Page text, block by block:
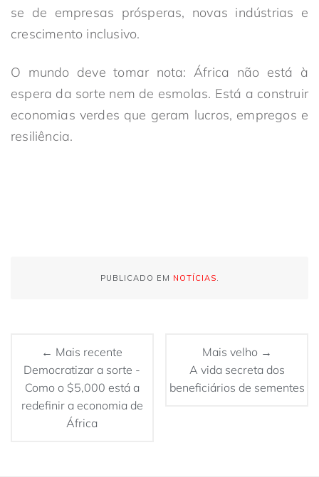
se de empresas prósperas, novas indústrias e
crescimento inclusivo.
O mundo deve tomar nota: África não está à
espera da sorte nem de esmolas. Está a construir
economias verdes que geram lucros, empregos e
resiliência.
PUBLICADO EM NOTÍCIAS
← Mais recente
Democratizar a sorte -
Como o $5,000 está a
redefinir a economia de
África
Mais velho →
A vida secreta dos
beneficiários de sementes